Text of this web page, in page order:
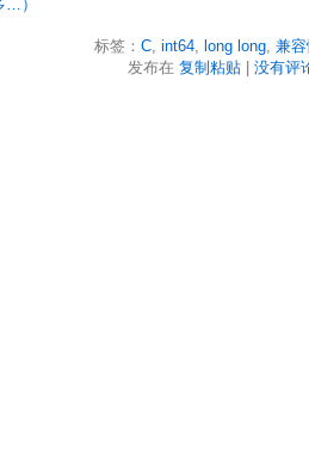
…）
标签： C, int64, long long, 兼容
发布在 复制粘贴| 没有评